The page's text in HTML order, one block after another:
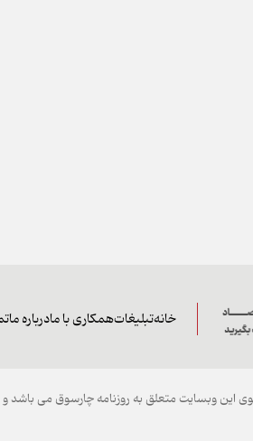
خانهتبلیغاتهمکاری با مادرباره ما
این وبسایت متعلق به روزنامه چارسوق می باشد و